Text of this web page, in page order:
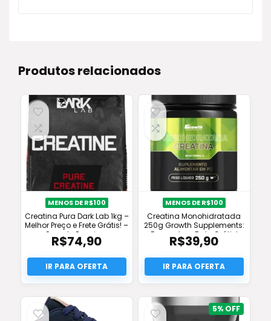
Produtos relacionados
MENOS DE R$100
Creatina Pura Dark Lab 1kg –
Melhor Preço e Frete Grátis! –
Suporte Premium
R$74,90
MENOS DE R$100
Creatina Monohidratada
250g Growth Supplements:
Desconto + Frete Grátis!
R$39,90
5%